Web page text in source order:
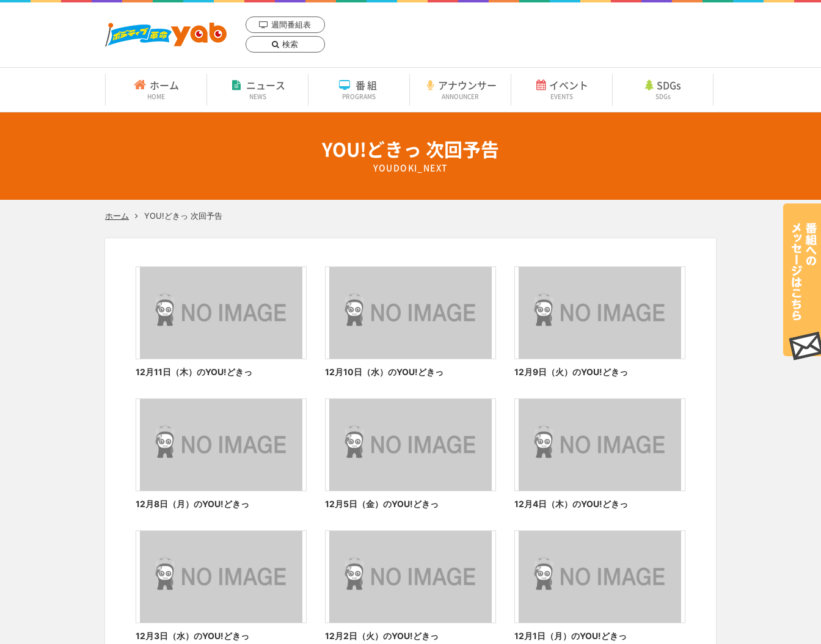
週間番組表
検索
ホーム
HOME
ニュース
NEWS
番組
PROGRAMS
アナウンサー
ANNOUNCER
イベント
EVENTS
SDGs
SDGs
YOU!どきっ 次回予告
YOUDOKI_NEXT
ホーム YOU!どきっ 次回予告
12月11日（木）のYOU!どきっ 12月10日（水）のYOU!どきっ 12月9日（火）のYOU!どきっ
12月8日（月）のYOU!どきっ 12月5日（金）のYOU!どきっ 12月4日（木）のYOU!どきっ
12月3日（水）のYOU!どきっ 12月2日（火）のYOU!どきっ 12月1日（月）のYOU!どきっ